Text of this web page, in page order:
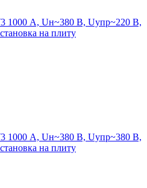
1000 А, Uн~380 В, Uупр~220 В,
на плиту
1000 А, Uн~380 В, Uупр~380 В,
на плиту